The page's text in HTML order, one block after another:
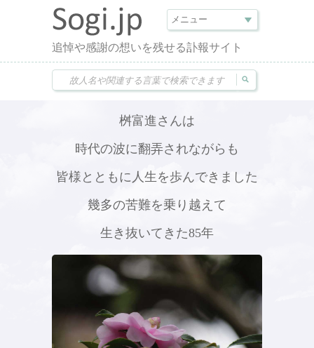
追悼や感謝の想いを残せる訃報サイト
桝富進さんは
時代の波に翻弄されながらも
皆様とともに人生を歩んできました
幾多の苦難を乗り越えて
生き抜いてきた85年